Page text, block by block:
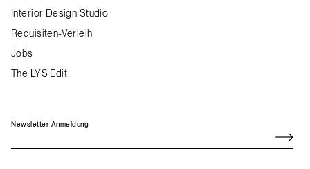
Interior Design Studio
Requisiten-Verleih
Jobs
The LYS Edit
Newsletter-Anmeldung